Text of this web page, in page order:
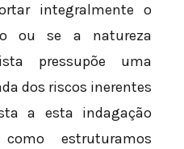
integralmente o
ou se a natureza
pressupõe uma
dos riscos inerentes
a esta indagação
estruturamos